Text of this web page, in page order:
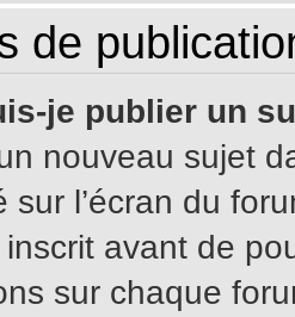
de
je publier un
nouveau sujet
sur l’écran du
inscrit avant de
sur chaque